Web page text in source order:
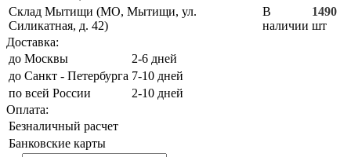
Склад Мытищи (МО, Мытищи, ул.
Силикатная, д. 42)
В
наличии
1490
шт
Доставка:
до Москвы
2-6 дней
до Санкт - Петербурга 7-10 дней
по всей России
2-10 дней
Оплата:
Безналичный расчет
Банковские карты